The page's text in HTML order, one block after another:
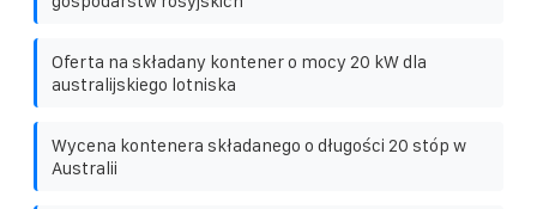
Oferta na składany kontener o mocy 20 kW dla
australijskiego lotniska
Wycena kontenera składanego o długości 20 stóp w
Australii